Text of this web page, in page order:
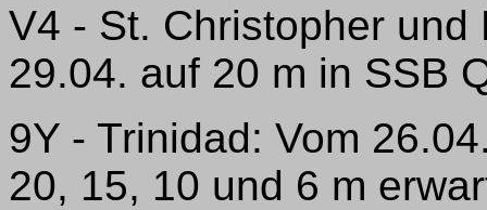
V4 - St. Christopher
29.04. auf 20 m in SSB
9Y - Trinidad: Vom
20, 15, 10 und 6 m